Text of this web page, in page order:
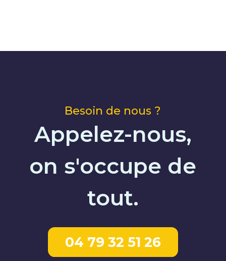
Besoin de nous ?
Appelez-nous,
on s'occupe de
tout.
04 79 32 51 26